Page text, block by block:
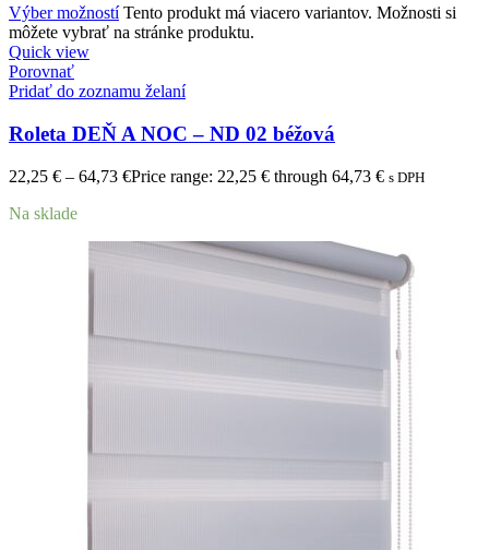
Výber možností Tento produkt má viacero variantov. Možnosti si
môžete vybrať na stránke produktu.
Quick view
Porovnať
Pridať do zoznamu želaní
Roleta DEŇ A NOC – ND 02 béžová
22,25 € – 64,73 €Price range: 22,25 € through 64,73 € s DPH
Na sklade